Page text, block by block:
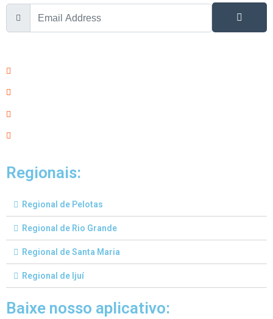
Regionais:
Regional de Pelotas
Regional de Rio Grande
Regional de Santa Maria
Regional de Ijuí
Baixe nosso aplicativo: